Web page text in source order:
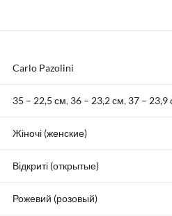
Carlo Pazolini
35 – 22,5 см, 36 – 23,2 см, 37 – 23,9
Жіночі (женские)
Відкриті (открытые)
Рожевий (розовый)